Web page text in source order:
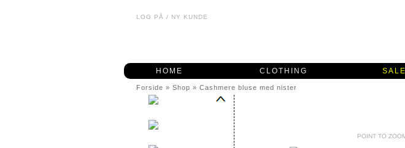
LOG PÅ / NY KUNDE
HOME CLOTHING SALE
Forside » Shop » Cashmere bluse med nister
POINT TO